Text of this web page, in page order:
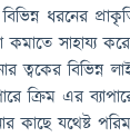
ধরনের
সাহায্য
ত্বকের বিভিন্ন
ক্রিম এর
যথেষ্ট